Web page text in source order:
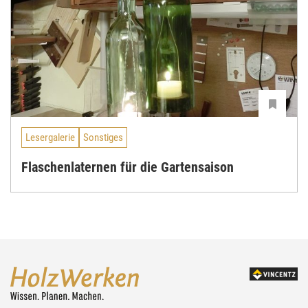
Lesergalerie Sonstiges
Flaschenlaternen für die Gartensaison